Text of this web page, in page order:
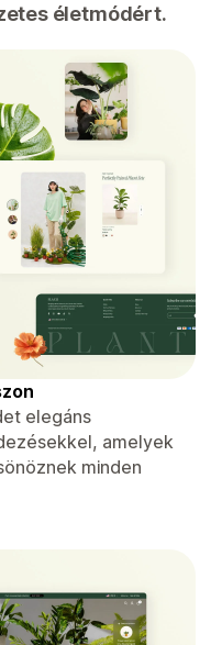
életmódért.
elegáns
amelyek
minden